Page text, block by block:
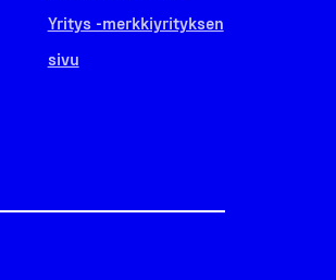
Yritys -merkkiyrityksen
sivu